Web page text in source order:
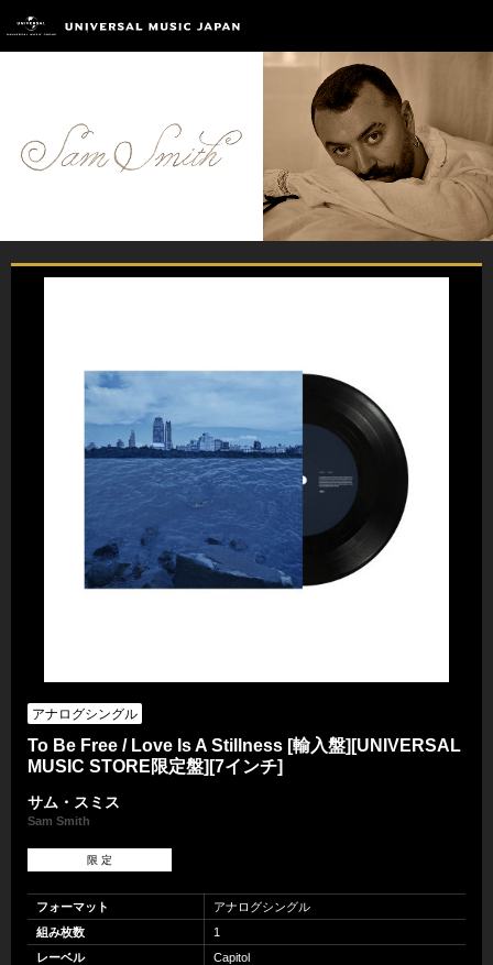
アナログシングル
To Be Free / Love Is A Stillness [輸入盤][UNIVERSAL
MUSIC STORE限定盤][7インチ]
サム・スミス
Sam Smith
限 定
フォーマット
アナログシングル
組み枚数
1
レーベル
Capitol